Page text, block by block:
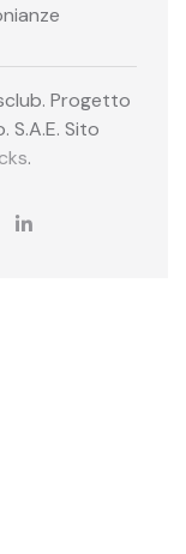
Progetto
S.A.E. Sito
.